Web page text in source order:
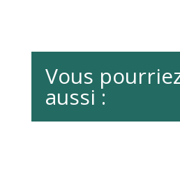
Vous
aussi :